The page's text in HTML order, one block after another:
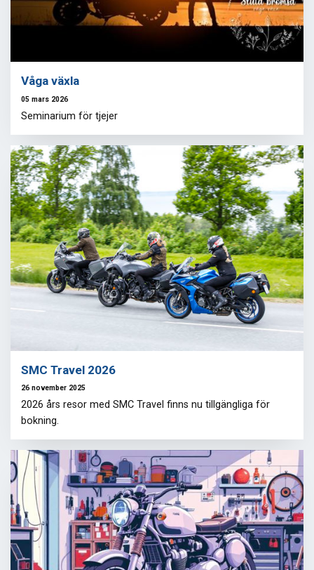
Våga växla
05 mars 2026
Seminarium för tjejer
SMC Travel 2026
26 november 2025
2026 års resor med SMC Travel finns nu tillgängliga för
bokning.